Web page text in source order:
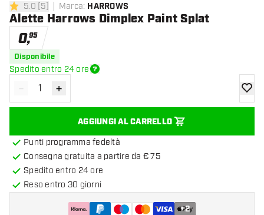
5 stelle di valutazione
5.0 [5] Marca: HARROWS
Alette Harrows Dimplex Paint Splat
0,95
Disponibile
Spedito entro 24 ore
Diminuisci quantità
- Aumenta quantità
+
AGGIUNGI AL CARRELLO
Punti programma fedeltà
Consegna gratuita a partire da € 75
Spedito entro 24 ore
Reso entro 30 giorni
+2